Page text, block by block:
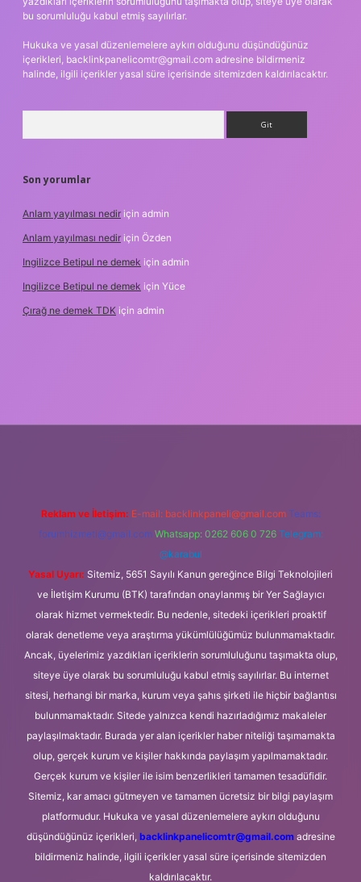
bu sorumluluğu kabul etmiş sayılırlar.
Hukuka ve yasal düzenlemelere aykırı olduğunu düşündüğünüz
içerikleri, backlinkpanelicomtr@gmail.com adresine bildirmeniz
halinde, ilgili içerikler yasal süre içerisinde sitemizden kaldırılacaktır.
Son yorumlar
Anlam yayılması nedir için admin
Anlam yayılması nedir için Özden
Ingilizce Betipul ne demek için admin
Ingilizce Betipul ne demek için Yüce
Çırağ ne demek TDK için admin
Reklam ve İletişim: E-mail: backlinkpaneli@gmail.com Teams:
forumhizmeti@gmail.com Whatsapp: 0262 606 0 726 Telegram:
@karabul
Yasal Uyarı: Sitemiz, 5651 Sayılı Kanun gereğince Bilgi Teknolojileri
ve İletişim Kurumu (BTK) tarafından onaylanmış bir Yer Sağlayıcı
olarak hizmet vermektedir. Bu nedenle, sitedeki içerikleri proaktif
olarak denetleme veya araştırma yükümlülüğümüz bulunmamaktadır.
Ancak, üyelerimiz yazdıkları içeriklerin sorumluluğunu taşımakta olup,
siteye üye olarak bu sorumluluğu kabul etmiş sayılırlar. Bu internet
sitesi, herhangi bir marka, kurum veya şahıs şirketi ile hiçbir bağlantısı
bulunmamaktadır. Sitede yalnızca kendi hazırladığımız makaleler
paylaşılmaktadır. Burada yer alan içerikler haber niteliği taşımamakta
olup, gerçek kurum ve kişiler hakkında paylaşım yapılmamaktadır.
Gerçek kurum ve kişiler ile isim benzerlikleri tamamen tesadüfidir.
Sitemiz, kar amacı gütmeyen ve tamamen ücretsiz bir bilgi paylaşım
platformudur. Hukuka ve yasal düzenlemelere aykırı olduğunu
düşündüğünüz içerikleri, backlinkpanelicomtr@gmail.comadresine
bildirmeniz halinde, ilgili içerikler yasal süre içerisinde sitemizden
kaldırılacaktır.